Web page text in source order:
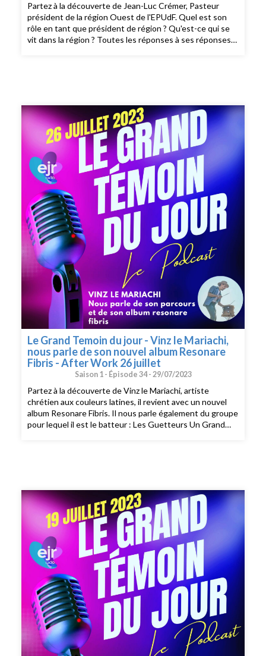
Partez à la découverte de Jean-Luc Crémer, Pasteur
président de la région Ouest de l'EPUdF. Quel est son
rôle en tant que président de région ? Qu'est-ce qui se
vit dans la région ? Toutes les réponses à ses réponses
Le Grand Temoin du jour - Vinz le Mariachi,
nous parle de son nouvel album Resonare
Fibris - After Work 26 juillet
Saison 1 - Épisode 34 - 29/07/2023
Partez à la découverte de Vinz le Mariachi, artiste
chrétien aux couleurs latines, il revient avec un nouvel
album Resonare Fibris. Il nous parle également du groupe
pour lequel il est le batteur : Les Guetteurs Un Grand